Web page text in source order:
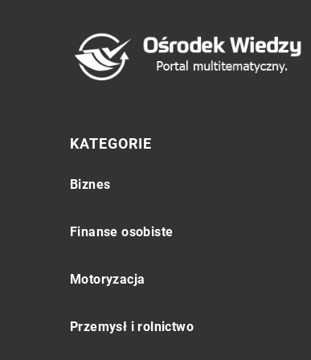
KATEGORIE
Biznes
Finanse osobiste
Motoryzacja
Przemysł i rolnictwo